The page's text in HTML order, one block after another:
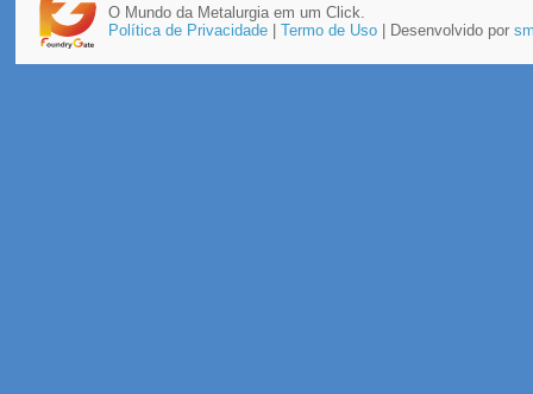
O Mundo da Metalurgia em um Click.
Política de Privacidade| Termo de Uso| Desenvolvido por